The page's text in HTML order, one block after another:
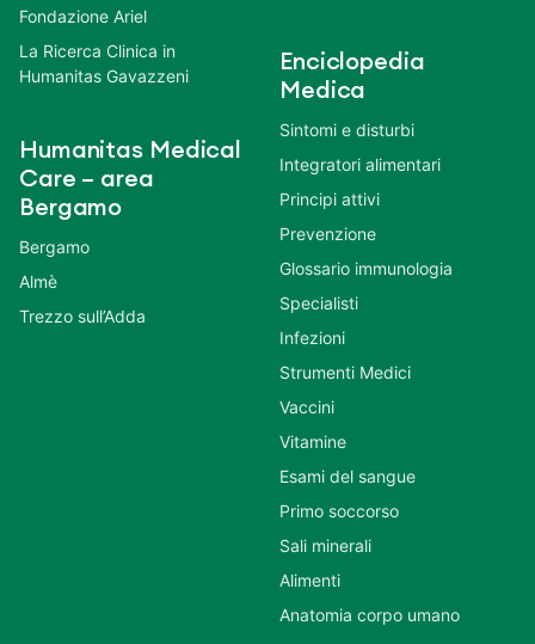
Fondazione Ariel
La Ricerca Clinica in
Humanitas Gavazzeni
Humanitas Medical
Care – area
Bergamo
Bergamo
Almè
Trezzo sull’Adda
Enciclopedia
Medica
Sintomi e disturbi
Integratori alimentari
Principi attivi
Prevenzione
Glossario immunologia
Specialisti
Infezioni
Strumenti Medici
Vaccini
Vitamine
Esami del sangue
Primo soccorso
Sali minerali
Alimenti
Anatomia corpo umano